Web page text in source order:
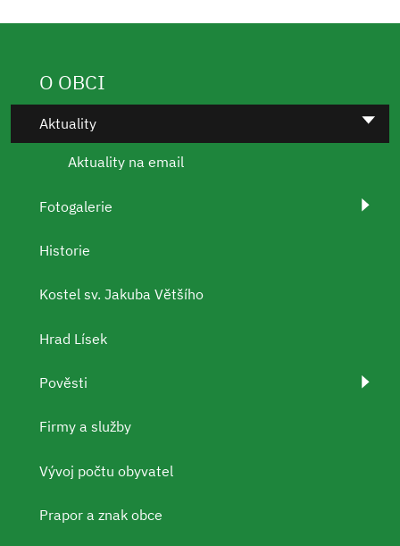
O OBCI
Aktuality
Aktuality na email
Fotogalerie
Historie
Kostel sv. Jakuba Většího
Hrad Lísek
Pověsti
Firmy a služby
Vývoj počtu obyvatel
Prapor a znak obce